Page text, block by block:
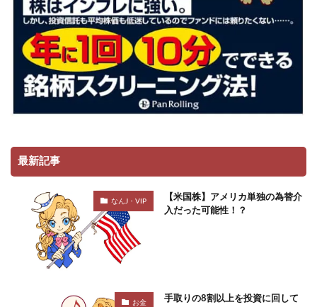
最新記事
なんJ・VIP
【米国株】アメリカ単独の為替介
入だった可能性！？
お金
手取りの8割以上を投資に回して